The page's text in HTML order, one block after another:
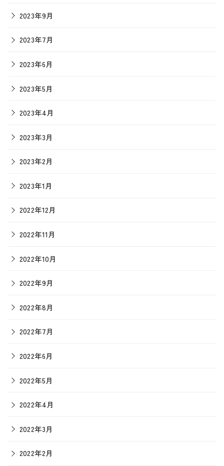
2023年9月
2023年7月
2023年6月
2023年5月
2023年4月
2023年3月
2023年2月
2023年1月
2022年12月
2022年11月
2022年10月
2022年9月
2022年8月
2022年7月
2022年6月
2022年5月
2022年4月
2022年3月
2022年2月